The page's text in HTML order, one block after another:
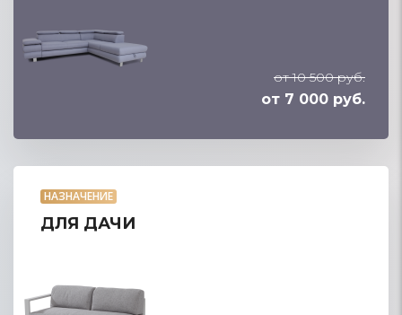
от 10 500 руб.
от 7 000 руб.
НАЗНАЧЕНИЕ
ДЛЯ ДАЧИ